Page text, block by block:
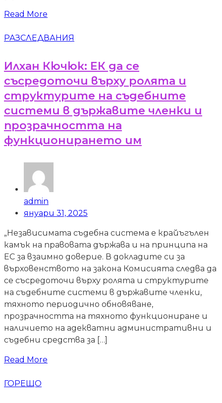
Read More
РАЗСЛЕДВАНИЯ
Илхан Кючюк: ЕК да се
съсредоточи върху ролята и
структурите на съдебните
системи в държавите членки и
прозрачността на
функционирането им
admin
януари 31, 2025
„Независимата съдебна система е крайъгълен
камък на правовата държава и на принципа на
ЕС за взаимно доверие. В докладите си за
върховенството на закона Комисията следва да
се съсредоточи върху ролята и структурите
на съдебните системи в държавите членки,
тяхното периодично обновяване,
прозрачността на тяхното функциониране и
наличието на адекватни административни и
съдебни средства за […]
Read More
ГОРЕЩО